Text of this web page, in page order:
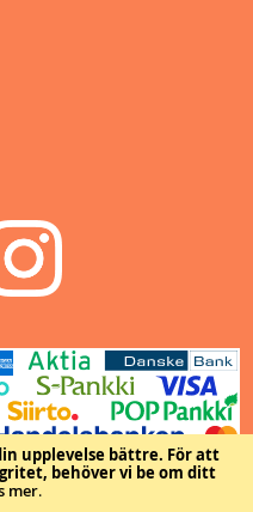
upplevelse bättre. För att
behöver vi be om ditt
mer.